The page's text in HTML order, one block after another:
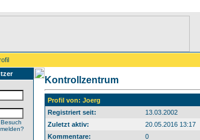
Kontrollzentrum
Profil von: Joerg
Registriert seit:
13.03.2002
Zuletzt aktiv:
20.05.2016 13:17
Kommentare:
0